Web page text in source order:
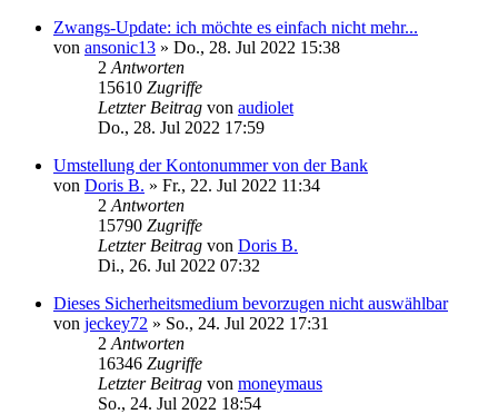
Zwangs-Update: ich möchte es einfach nicht mehr...
von ansonic13 » Do., 28. Jul 2022 15:38
2 Antworten
15610 Zugriffe
Letzter Beitrag von audiolet
Do., 28. Jul 2022 17:59
Umstellung der Kontonummer von der Bank
von Doris B. » Fr., 22. Jul 2022 11:34
2 Antworten
15790 Zugriffe
Letzter Beitrag von Doris B.
Di., 26. Jul 2022 07:32
Dieses Sicherheitsmedium bevorzugen nicht auswählbar
von jeckey72 » So., 24. Jul 2022 17:31
2 Antworten
16346 Zugriffe
Letzter Beitrag von moneymaus
So., 24. Jul 2022 18:54